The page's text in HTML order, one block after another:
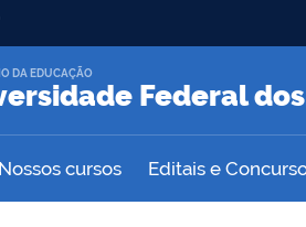
Federal
DA EDUCAÇÃO
Nossos cursos Editais e